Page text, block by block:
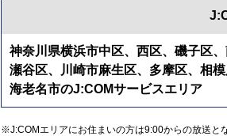
神奈川県横浜市中区、西区、磯子区
瀬谷区、川崎市麻生区、多摩区、相
海老名市のJ:COMサービスエリア
※J:COMエリアにお住まいの方は9:00からの放送と